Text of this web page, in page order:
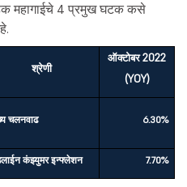
महागाईचे 4 प्रमुख घटक कसे
श्रेणी
ऑक्टोबर 2022
(YOY)
चलनवाढ 6.30%
कंझ्युमर इन्फ्लेशन 7.70%